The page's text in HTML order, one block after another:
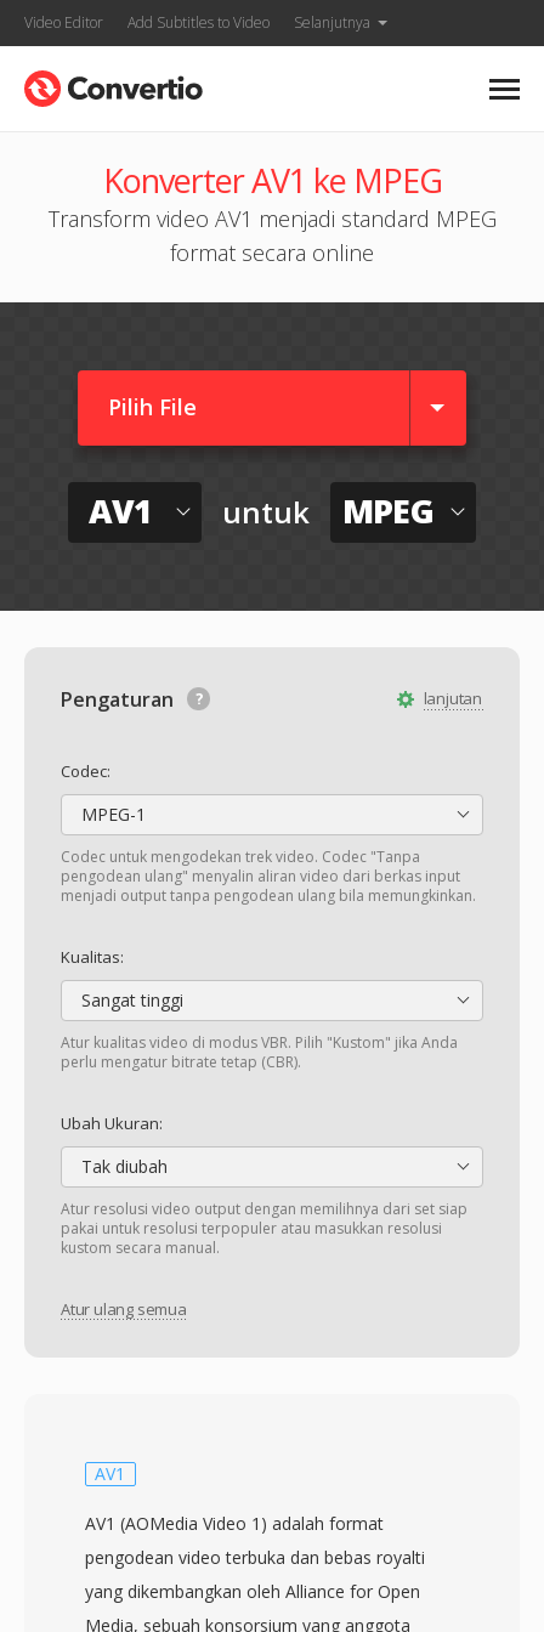
Video Editor Add Subtitles to Video Selanjutnya
Konverter AV1 ke MPEG
Transform video AV1 menjadi standard MPEG
format secara online
Pilih File
AV1 untuk MPEG
lanjutan
Pengaturan
Codec:
MPEG-1
Codec untuk mengodekan trek video. Codec "Tanpa
pengodean ulang" menyalin aliran video dari berkas input
menjadi output tanpa pengodean ulang bila memungkinkan.
Kualitas:
Sangat tinggi
Atur kualitas video di modus VBR. Pilih "Kustom" jika Anda
perlu mengatur bitrate tetap (CBR).
Ubah Ukuran:
Tak diubah
Atur resolusi video output dengan memilihnya dari set siap
pakai untuk resolusi terpopuler atau masukkan resolusi
kustom secara manual.
Atur ulang semua
AV1
AV1 (AOMedia Video 1) adalah format
pengodean video terbuka dan bebas royalti
yang dikembangkan oleh Alliance for Open
Media, sebuah konsorsium yang anggota